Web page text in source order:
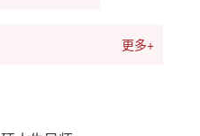
更多+